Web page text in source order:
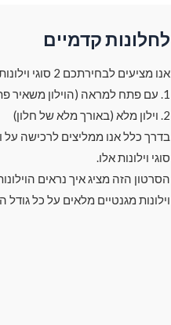
לחלונות קדמיים
אנו מציעים לבחירתכם 2 סוגי וילונות עבור חלונות קדמיים:
1. עם פתח למראה (הוילון משאיר פתח קטן בצד של המראה בגודל של 30 ס"מ)
2. וילון מלא (באורך מלא של חלון)
סוגי וילונות אלו.
הסרטון הזה מציג איך נראים
וילונות מגנטיים מלאים על כל גודל